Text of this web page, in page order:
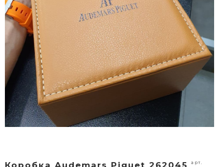
Коробка Audemars Piguet 262045 арт.